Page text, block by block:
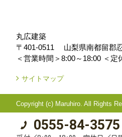
丸広建築
〒401-0511
山梨県南都留郡
＜営業時間＞8:00～18:00 ＜定
サイトマップ
Copyright (c) Maruhiro. All Rights
0555-84-3575